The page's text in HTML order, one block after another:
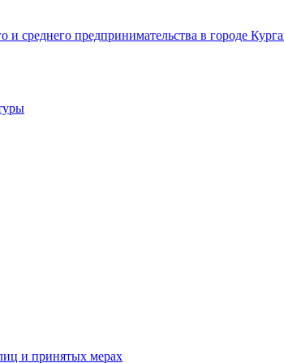
среднего предпринимательства в городе
и принятых мерах